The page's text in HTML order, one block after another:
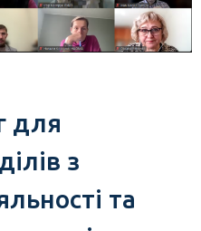
для
з
та